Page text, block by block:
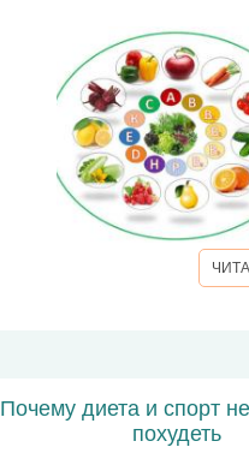
Почему диета и спорт
похудеть